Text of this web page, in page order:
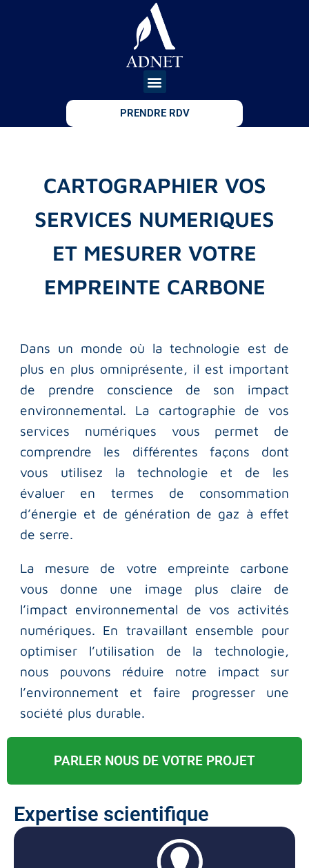
PRENDRE RDV
CARTOGRAPHIER VOS
SERVICES NUMERIQUES
ET MESURER VOTRE
EMPREINTE CARBONE
Dans un monde où la technologie est de
plus en plus omniprésente, il est important
de prendre conscience de son impact
environnemental. La cartographie de vos
services numériques vous permet de
comprendre les différentes façons dont
vous utilisez la technologie et de les
évaluer en termes de consommation
d’énergie et de génération de gaz à effet
de serre.
La mesure de votre empreinte carbone
vous donne une image plus claire de
l’impact environnemental de vos activités
numériques. En travaillant ensemble pour
optimiser l’utilisation de la technologie,
nous pouvons réduire notre impact sur
l’environnement et faire progresser une
société plus durable.
PARLER NOUS DE VOTRE PROJET
Expertise scientifique